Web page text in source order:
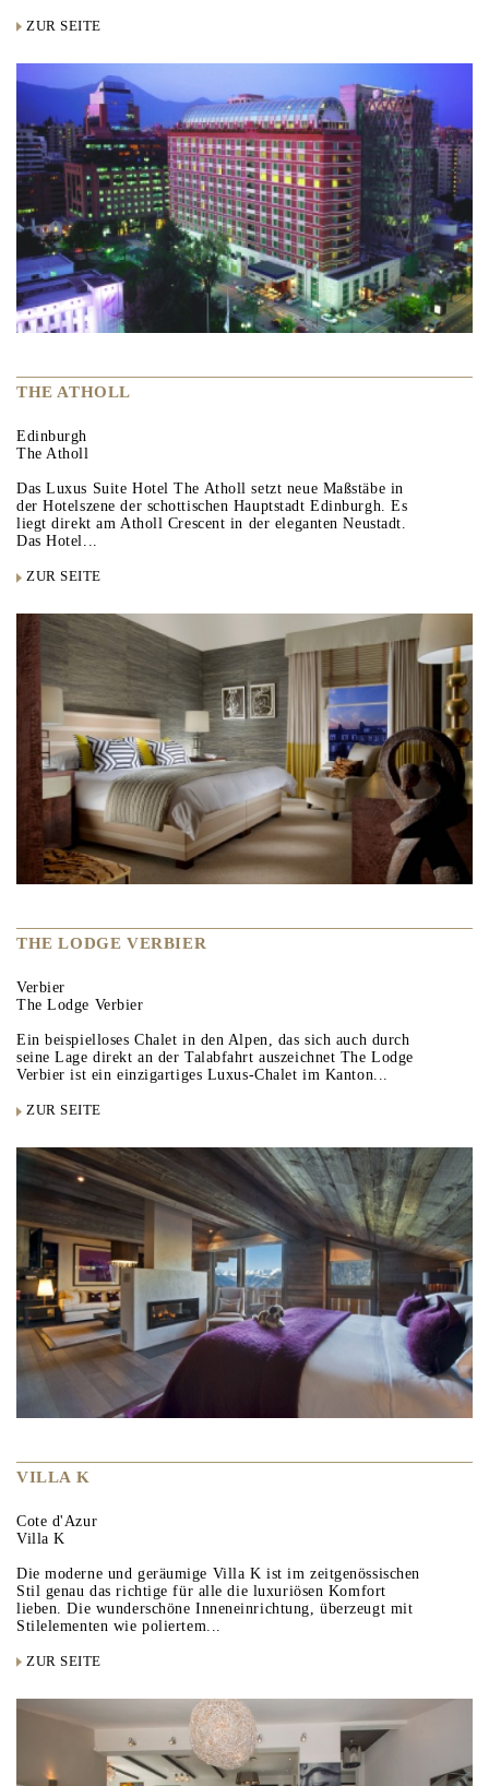
ZUR SEITE
THE ATHOLL
Edinburgh
The Atholl
Das Luxus Suite Hotel The Atholl setzt neue Maßstäbe in
der Hotelszene der schottischen Hauptstadt Edinburgh. Es
liegt direkt am Atholl Crescent in der eleganten Neustadt.
Das Hotel...
ZUR SEITE
THE LODGE VERBIER
Verbier
The Lodge Verbier
Ein beispielloses Chalet in den Alpen, das sich auch durch
seine Lage direkt an der Talabfahrt auszeichnet The Lodge
Verbier ist ein einzigartiges Luxus-Chalet im Kanton...
ZUR SEITE
VILLA K
Cote d'Azur
Villa K
Die moderne und geräumige Villa K ist im zeitgenössischen
Stil genau das richtige für alle die luxuriösen Komfort
lieben. Die wunderschöne Inneneinrichtung, überzeugt mit
Stilelementen wie poliertem...
ZUR SEITE